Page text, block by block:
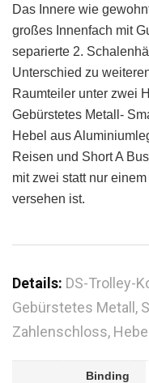
Das Innere wie
großes Innenfach mit
separierte 2.
Unterschied zu
Raumteiler unter zwei
Gebürstetes Metall-
Hebel aus
Reisen und Short A
mit zwei statt nur
versehen ist.
Details: DS-Trolley-
Gebürstetes Metall,
Zahlenschloss,
Binding